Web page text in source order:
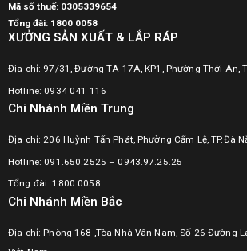
Mã số thuế: 0305339654
Tổng đài: 1800 0058
XƯỞNG SẢN XUẤT & LẮP RÁP
Địa chỉ: 97/31, Đường TA 17A, KP1, Phường Thới An,
Hotline: 0934 041 116
Chi Nhánh Miền Trung
Địa chỉ: 206 Huỳnh Tấn Phát, Phường Cẩm Lệ, TP.Đà
Hotline: 091.650.2525 – 0943.97.25.25
Tổng đài: 1800 0058
Chi Nhánh Miền Bắc
Địa chỉ: Phòng 168 ,Tòa Nhà Vân Nam, Số 26 Đường